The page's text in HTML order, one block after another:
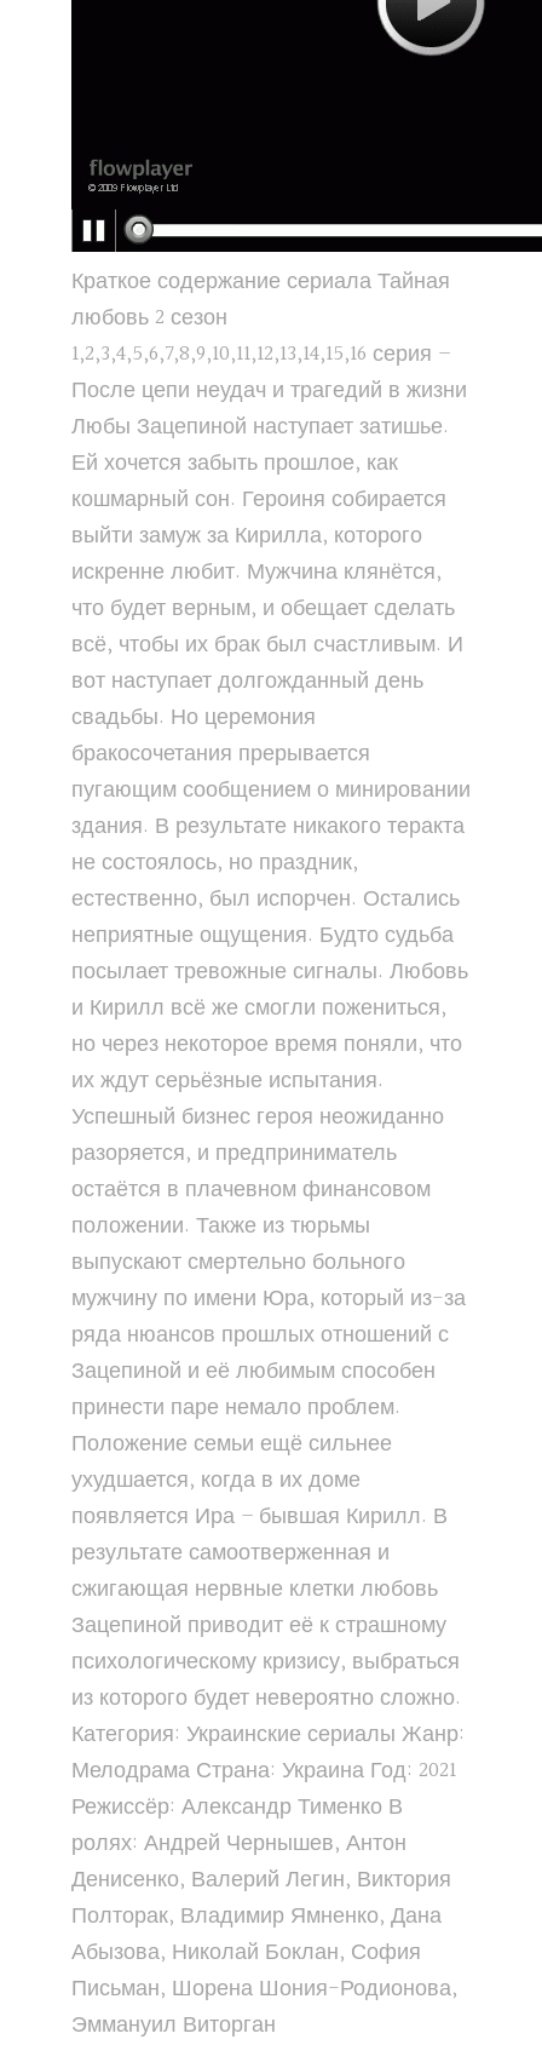
Краткое содержание сериала Тайная
любовь 2 сезон
1,2,3,4,5,6,7,8,9,10,11,12,13,14,15,16 серия –
После цепи неудач и трагедий в жизни
Любы Зацепиной наступает затишье.
Ей хочется забыть прошлое, как
кошмарный сон. Героиня собирается
выйти замуж за Кирилла, которого
искренне любит. Мужчина клянётся,
что будет верным, и обещает сделать
всё, чтобы их брак был счастливым. И
вот наступает долгожданный день
свадьбы. Но церемония
бракосочетания прерывается
пугающим сообщением о минировании
здания. В результате никакого теракта
не состоялось, но праздник,
естественно, был испорчен. Остались
неприятные ощущения. Будто судьба
посылает тревожные сигналы. Любовь
и Кирилл всё же смогли пожениться,
но через некоторое время поняли, что
их ждут серьёзные испытания.
Успешный бизнес героя неожиданно
разоряется, и предприниматель
остаётся в плачевном финансовом
положении. Также из тюрьмы
выпускают смертельно больного
мужчину по имени Юра, который из-за
ряда нюансов прошлых отношений с
Зацепиной и её любимым способен
принести паре немало проблем.
Положение семьи ещё сильнее
ухудшается, когда в их доме
появляется Ира – бывшая Кирилл. В
результате самоотверженная и
сжигающая нервные клетки любовь
Зацепиной приводит её к страшному
психологическому кризису, выбраться
из которого будет невероятно сложно.
Категория: Украинские сериалы Жанр:
Мелодрама Страна: Украина Год: 2021
Режиссёр: Александр Тименко В
ролях: Андрей Чернышев, Антон
Денисенко, Валерий Легин, Виктория
Полторак, Владимир Ямненко, Дана
Абызова, Николай Боклан, София
Письман, Шорена Шония-Родионова,
Эммануил Виторган